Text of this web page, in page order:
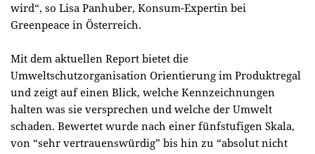
wird“, so Lisa Panhuber, Konsum-Expertin bei
Greenpeace in Österreich.
Mit dem aktuellen Report bietet die
Umweltschutzorganisation Orientierung im Produktregal
und zeigt auf einen Blick, welche Kennzeichnungen
halten was sie versprechen und welche der Umwelt
schaden. Bewertet wurde nach einer fünfstufigen Skala,
von “sehr vertrauenswürdig” bis hin zu “absolut nicht